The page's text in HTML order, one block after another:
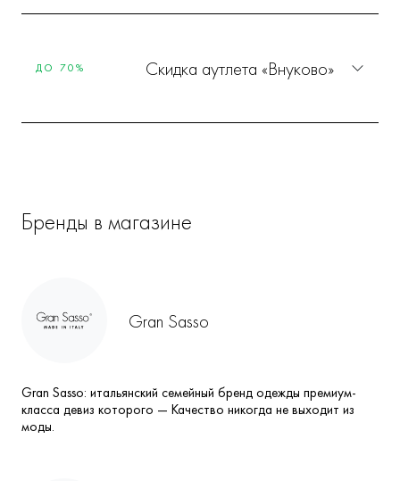
ДО 70% Скидка аутлета «Внуково»
Бренды в магазине
Gran Sasso
Gran Sasso: итальянский семейный бренд одежды премиум-
класса девиз которого — Качество никогда не выходит из
моды.